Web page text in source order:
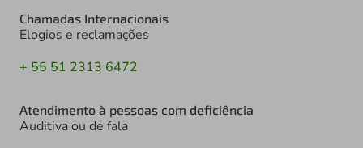
Chamadas Internacionais
Elogios e reclamações
+ 55 51 2313 6472
Atendimento à pessoas com deficiência
Auditiva ou de fala